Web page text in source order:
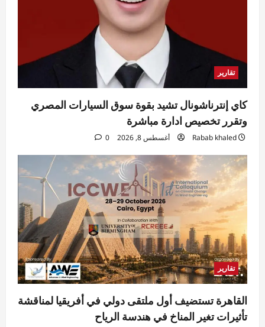
Eman Sherif
أغسطس 8, 2026
4
محافظات
محافظ الدقهلية يتابع انتظام سير العمل بمخبز
المحافظة الكبير ومنافذ بيع الخبز المدعم بكافة
المراكز
Eman Sherif
أغسطس 8, 2026 0
5
مقالات
الخليج بين مطرقة الاستنزاف وسندان
التحالفات الهشة
Rabab khaled
أغسطس 8, 2026
تقارير
كاي إنترناشونال تشيد بقوة سوق السيارات المصري
وتقرر تخصيص ادارة مباشرة
Rabab khaled أغسطس 8, 2026 0
تقارير
القاهرة تستضيف أول ملتقى دولي في أفريقيا لمناقشة
تأثيرات تغير المناخ في هندسة الرياح